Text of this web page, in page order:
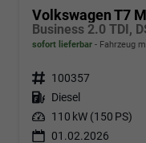
Volkswagen T7
sofort lieferbar Fahrzeug
Fahrzeugnr. 100357
Kraftstoff Diesel
Leistung 110 kW (150 PS)
01.02.2026